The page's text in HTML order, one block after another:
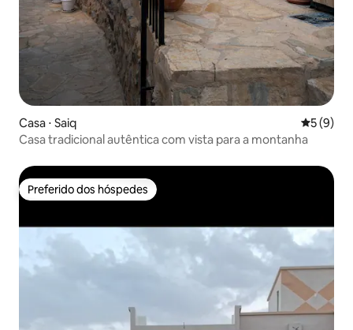
Casa ⋅ Saiq 5 de
5 (9)
Casa tradicional autêntica com vista para a montanha
Preferido dos hóspedes
Preferido dos hóspedes